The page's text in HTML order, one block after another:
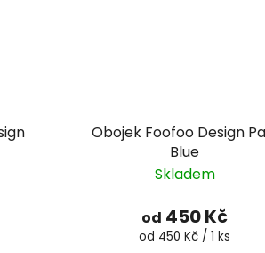
Obojek Foofoo Design
Blue
Skladem
od 450 Kč
Měrná
od 450 Kč / 1 ks